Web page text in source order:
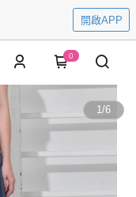
開啟APP
0
1/6